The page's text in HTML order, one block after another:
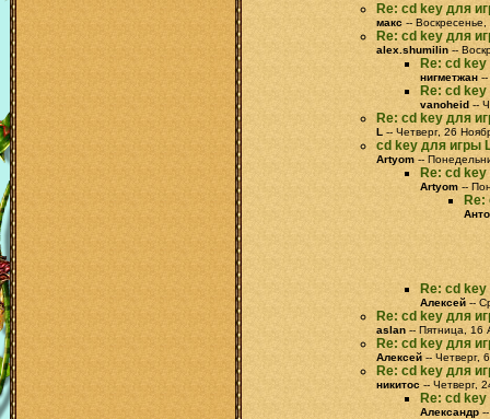
Re: cd key для
макс --
Re: cd key для
alex.shumilin --
Re: cd
нигметжан
Re: cd
vanoheid --
Re: cd key для
L -- Четверг, 26
cd key для игры
Artyom --
Re: cd
Artyom --
Re:
Re: cd
Алексей --
Re: cd key для
aslan -- Пятница, 16
Re: cd key для
Алексей -- Четверг,
Re: cd key для
никитос -- Четверг,
Re: cd
Александр